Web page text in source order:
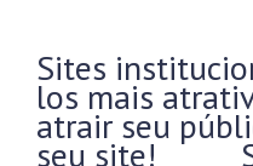
Sites
los mais
atrair seu
seu site!